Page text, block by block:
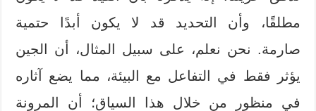
مطلقًا، وأن التحديد قد لا يكون أبدًا حتمية
صارمة. نحن نعلم، على سبيل المثال، أن الجين
يؤثر فقط في التفاعل مع البيئة، مما يضع آثاره
في منظور من خلال هذا السياق؛ أن المرونة